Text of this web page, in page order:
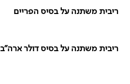
ריבית משתנה על בסיס הפריים
ריבית משתנה על בסיס דולר ארה"ב